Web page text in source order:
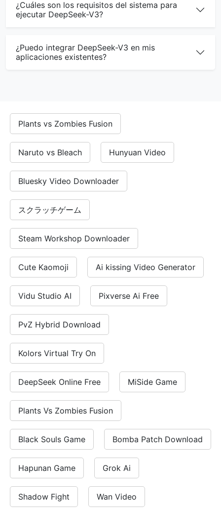
¿Cuáles son los requisitos del sistema para
ejecutar DeepSeek-V3?
¿Puedo integrar DeepSeek-V3 en mis
aplicaciones existentes?
Prueba DeepSeek-V3 en línea de forma gratuita. No se
¿Por qué elegir DeepSeek Online?
Acceso en línea gratuito a DeepSeek-V3
Gratuito para uso comercial
Modelo de IA de código abierto
Prueba DeepSeek V3 instantáneamente
Plants vs Zombies Fusion
Naruto vs Bleach Hunyuan Video
Bluesky Video Downloader
スクラッチゲーム
Steam Workshop Downloader
Cute Kaomoji Ai kissing Video Generator
Vidu Studio AI Pixverse Ai Free
PvZ Hybrid Download
Kolors Virtual Try On
DeepSeek Online Free MiSide Game
Plants Vs Zombies Fusion
Black Souls Game Bomba Patch Download
Hapunan Game Grok Ai
Shadow Fight Wan Video